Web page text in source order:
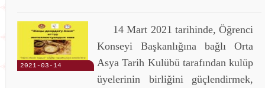
2021-03-14
14 Mart 2021 tarihinde, Öğrenci
Konseyi Başkanlığına bağlı Orta
Asya Tarih Kulübü tarafından kulüp
üyelerinin birliğini güçlendirmek,